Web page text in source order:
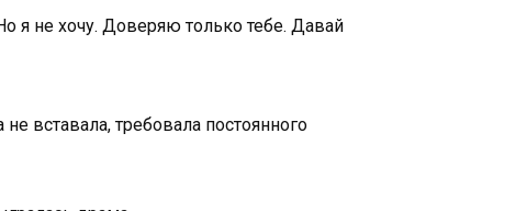
я не хочу. Доверяю только тебе. Давай
вставала, требовала постоянного